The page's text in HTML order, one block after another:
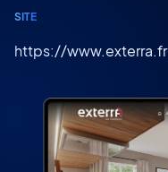
SITE
https://www.exterra.fr